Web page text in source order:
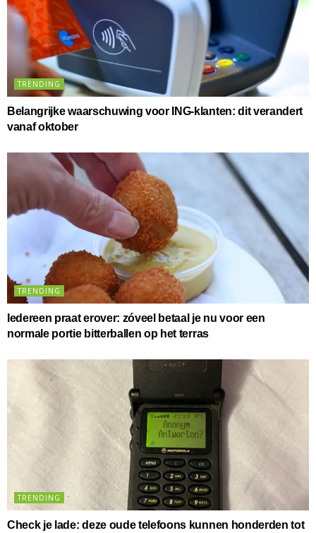
TRENDING
Belangrijke waarschuwing voor ING-klanten: dit verandert
vanaf oktober
TRENDING
Iedereen praat erover: zóveel betaal je nu voor een
normale portie bitterballen op het terras
TRENDING
Check je lade: deze oude telefoons kunnen honderden tot